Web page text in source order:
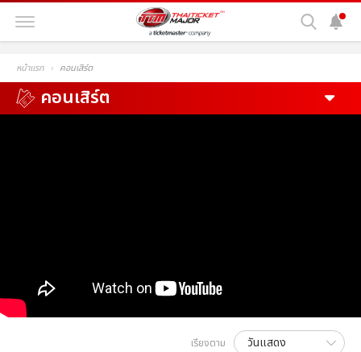
หน้าแรก คอนเสิร์ต
คอนเสิร์ต
เรียงตาม